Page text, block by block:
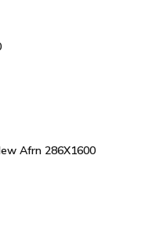
Afrn 286X1600